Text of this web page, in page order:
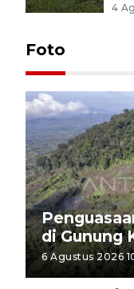
4
Foto
di Gunung
6 Agustus 2026